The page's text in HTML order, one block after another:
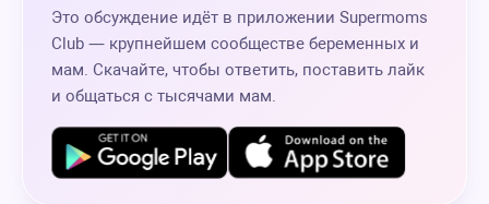
Это обсуждение идёт в приложении Supermoms
Club — крупнейшем сообществе беременных и
мам. Скачайте, чтобы ответить, поставить лайк
и общаться с тысячами мам.